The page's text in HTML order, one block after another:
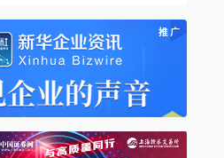
聚焦新质生产力 公募构筑科
技成长投资矩阵